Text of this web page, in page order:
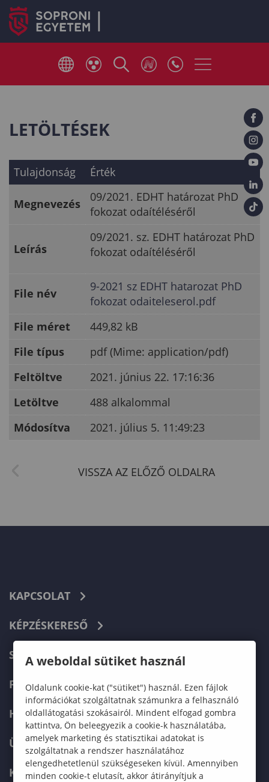
LETÖLTÉSEK
Tulajdonság Érték
Megnevezés
09/2021. EDHT határozat PhD
fokozat odaítéléséről
Leírás
09/2021. sz. EDHT határozat PhD
fokozat odaítéléséről
File név
9-2021 sz EDHT hatarozat PhD
fokozat odaiteleserol.pdf
File méret
449,82 kB
File típus
pdf (Mime: application/pdf)
Feltöltve
2021. június 22. 17:16:36
Letöltve
488 alkalommal
Módosítva
2021. július 5. 11:49:23
KAPCSOLAT
KÉPZÉSKERESŐ
SZERVEZETI FELÉPÍTÉS
FELVÉTELIZŐKNEK
HALLGATÓKNAK
ÜZLETI PARTNEREKNEK
KARRIER
A weboldal sütiket használ
Oldalunk cookie-kat ("sütiket") használ. Ezen fájlok
információkat szolgáltatnak számunkra a felhasználó
oldallátogatási szokásairól. Mindent elfogad gombra
kattintva, Ön beleegyezik a cookie-k használatába,
amelyek marketing és statisztikai adatokat is
szolgáltatnak a rendszer használatához
elengedhetetlenül szükségeseken kívül. Amennyiben
minden cookie-t elutasít, akkor átirányítjuk a